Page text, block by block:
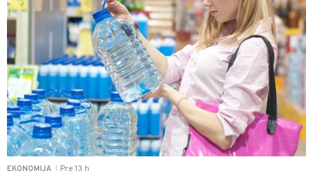
EKONOMIJA Pre 13 h